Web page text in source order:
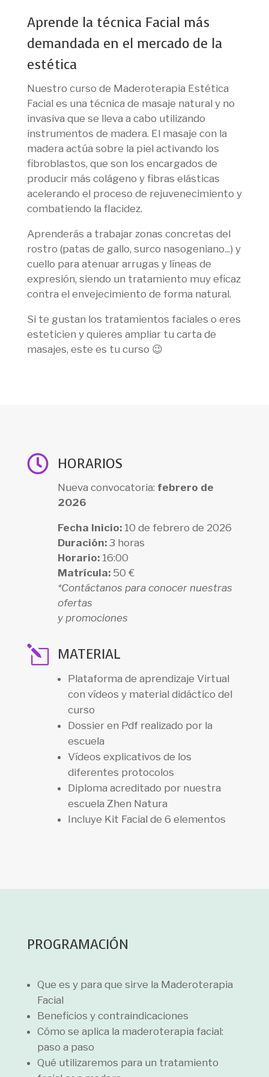
Aprende la técnica Facial más
demandada en el mercado de la
estética
Nuestro curso de Maderoterapia Estética
Facial es una técnica de masaje natural y no
invasiva que se lleva a cabo utilizando
instrumentos de madera. El masaje con la
madera actúa sobre la piel activando los
fibroblastos, que son los encargados de
producir más colágeno y fibras elásticas
acelerando el proceso de rejuvenecimiento y
combatiendo la flacidez.
Aprenderás a trabajar zonas concretas del
rostro (patas de gallo, surco nasogeniano...) y
cuello para atenuar arrugas y líneas de
expresión, siendo un tratamiento muy eficaz
contra el envejecimiento de forma natural.
Si te gustan los tratamientos faciales o eres
esteticien y quieres ampliar tu carta de
masajes, este es tu curso 😉
 HORARIOS
Nueva convocatoria: febrero de
2026
Fecha Inicio: 10 de febrero de 2026
Duración:3 horas
Horario:16:00
Matrícula:50 €
*Contáctanos para conocer nuestras
ofertas
y promociones
l MATERIAL
Plataforma de aprendizaje Virtual
con vídeos y material didáctico del
curso
Dossier en Pdf realizado por la
escuela
Vídeos explicativos de los
diferentes protocolos
Diploma acreditado por nuestra
escuela Zhen Natura
Incluye Kit Facial de 6 elementos
PROGRAMACIÓN
Que es y para que sirve la Maderoterapia
Facial
Beneficios y contraindicaciones
Cómo se aplica la maderoterapia facial:
paso a paso
Qué utilizaremos para un tratamiento